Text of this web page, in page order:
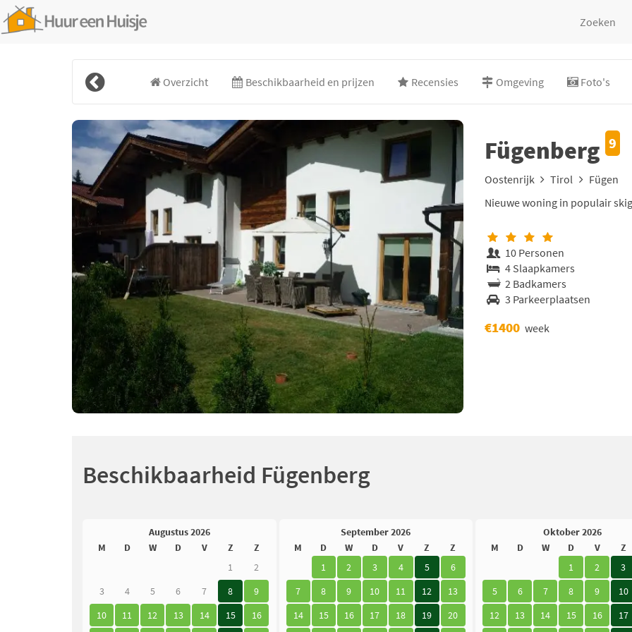
Zoeken
Overzicht Beschikbaarheid en prijzen Recensies Omgeving Foto's
Fügenberg 9
Oostenrijk Tirol
Fügen
Nieuwe woning in populair
10 Personen
4 Slaapkamers
2 Badkamers
3 Parkeerplaatsen
€1400 week
Beschikbaarheid Fügenberg
Augustus 2026
M
D W D V Z
Z
1
2
3
4 5 6 7 8
9
10
11 12 13 14 15
16
September 2026
M
D W D V Z
Z
1
2 3 4 5
6
7
8 9 10 11 12
13
14
15 16 17 18 19
20
Oktober 2026
M
D W D V Z
1
2 3
5
6 7 8 9 10
12
13 14 15 16 17